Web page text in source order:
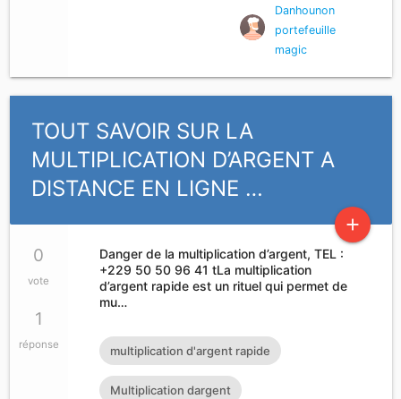
Danhounon
portefeuille
magic
TOUT SAVOIR SUR LA
MULTIPLICATION D’ARGENT A
DISTANCE EN LIGNE …
add
0
vote
1
réponse
Danger de la multiplication d’argent, TEL :
+229 50 50 96 41 tLa multiplication
d’argent rapide est un rituel qui permet de
mu…
multiplication d'argent rapide
Multiplication dargent